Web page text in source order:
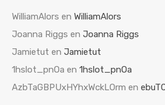
WilliamAlors en WilliamAlors
Joanna Riggs en Joanna Riggs
Jamietut en Jamietut
1hslot_pnOa en 1hslot_pnOa
AzbTaGBPUxHYhxWckLOrm en